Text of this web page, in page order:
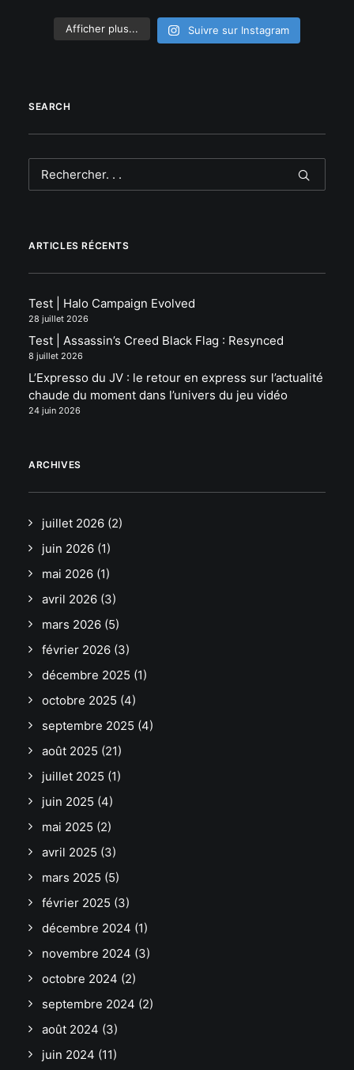
Afficher plus... Suivre sur Instagram
SEARCH
ARTICLES RÉCENTS
Test | Halo Campaign Evolved
28 juillet 2026
Test | Assassin’s Creed Black Flag : Resynced
8 juillet 2026
L’Expresso du JV : le retour en express sur l’actualité
chaude du moment dans l’univers du jeu vidéo
24 juin 2026
ARCHIVES
juillet 2026 (2)
juin 2026 (1)
mai 2026 (1)
avril 2026 (3)
mars 2026 (5)
février 2026 (3)
décembre 2025 (1)
octobre 2025 (4)
septembre 2025 (4)
août 2025 (21)
juillet 2025 (1)
juin 2025 (4)
mai 2025 (2)
avril 2025 (3)
mars 2025 (5)
février 2025 (3)
décembre 2024 (1)
novembre 2024 (3)
octobre 2024 (2)
septembre 2024 (2)
août 2024 (3)
juin 2024 (11)